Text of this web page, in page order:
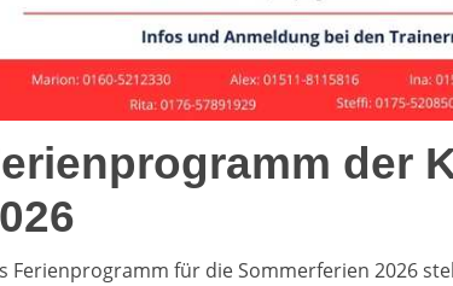
der
Ferienprogramm für die Sommerferien 2026